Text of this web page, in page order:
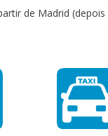
de Madrid